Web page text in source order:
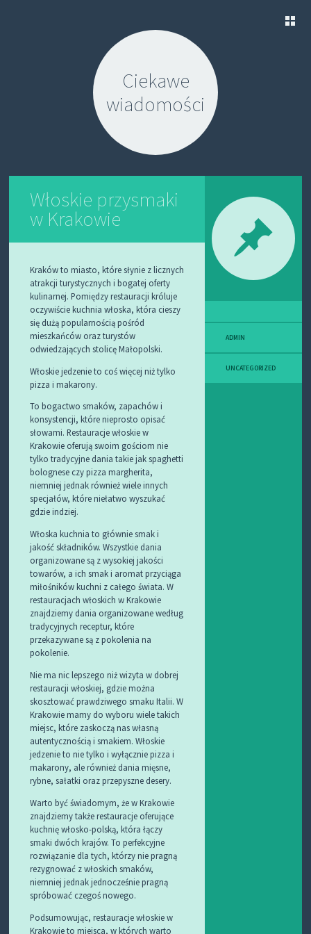
Ciekawe
wiadomości
Włoskie przysmaki
w Krakowie
Kraków to miasto, które słynie z licznych
atrakcji turystycznych i bogatej oferty
kulinarnej. Pomiędzy restauracji króluje
oczywiście kuchnia włoska, która cieszy
się dużą popularnością pośród
mieszkańców oraz turystów
odwiedzających stolicę Małopolski.
Włoskie jedzenie to coś więcej niż tylko
pizza i makarony.
To bogactwo smaków, zapachów i
konsystencji, które nieprosto opisać
słowami. Restauracje włoskie w
Krakowie oferują swoim gościom nie
tylko tradycyjne dania takie jak spaghetti
bolognese czy pizza margherita,
niemniej jednak również wiele innych
specjałów, które niełatwo wyszukać
gdzie indziej.
Włoska kuchnia to głównie smak i
jakość składników. Wszystkie dania
organizowane są z wysokiej jakości
towarów, a ich smak i aromat przyciąga
miłośników kuchni z całego świata. W
restauracjach włoskich w Krakowie
znajdziemy dania organizowane według
tradycyjnych receptur, które
przekazywane są z pokolenia na
pokolenie.
Nie ma nic lepszego niż wizyta w dobrej
restauracji włoskiej, gdzie można
skosztować prawdziwego smaku Italii. W
Krakowie mamy do wyboru wiele takich
miejsc, które zaskoczą nas własną
autentycznością i smakiem. Włoskie
jedzenie to nie tylko i wyłącznie pizza i
makarony, ale również dania mięsne,
rybne, sałatki oraz przepyszne desery.
Warto być świadomym, że w Krakowie
znajdziemy także restauracje oferujące
kuchnię włosko-polską, która łączy
smaki dwóch krajów. To perfekcyjne
rozwiązanie dla tych, którzy nie pragną
rezygnować z włoskich smaków,
niemniej jednak jednocześnie pragną
spróbować czegoś nowego.
Podsumowując, restauracje włoskie w
Krakowie to miejsca, w których warto
ADMIN
UNCATEGORIZED